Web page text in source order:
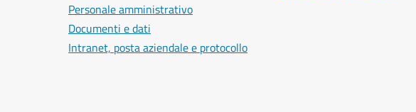
Personale amministrativo
Documenti e dati
Intranet, posta aziendale e protocollo